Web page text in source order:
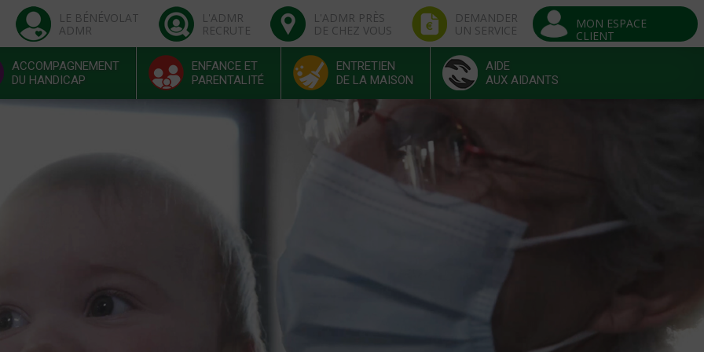
LE BÉNÉVOLAT
ADMR
L'ADMR
RECRUTE
L'ADMR PRÈS
DE CHEZ VOUS
DEMANDER
UN SERVICE
MON ESPACE
CLIENT
ACCOMPAGNEMENT
DU HANDICAP
ENFANCE ET
PARENTALITÉ
ENTRETIEN
DE LA MAISON
AIDE
AUX AIDANTS